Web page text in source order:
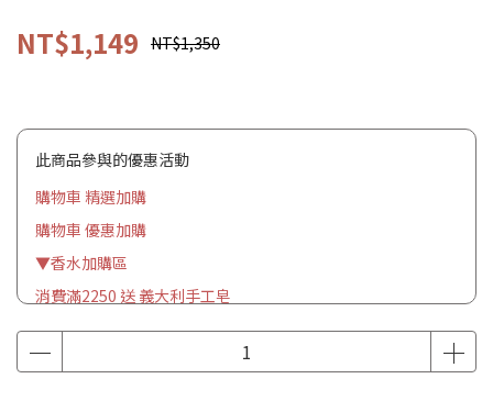
NT$1,149 NT$1,350
此商品參與的優惠活動
購物車 精選加購
購物車 優惠加購
▼香水加購區
消費滿2250 送 義大利手工皂